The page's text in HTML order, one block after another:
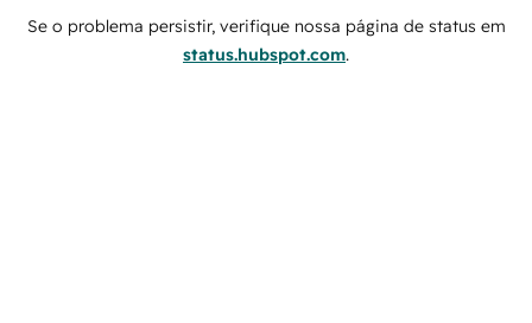
Se o problema persistir, verifique nossa página de status em
status.hubspot.com.